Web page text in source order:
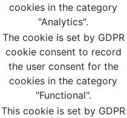
cookies in the category
"Analytics".
The cookie is set by GDPR
cookie consent to record
the user consent for the
cookies in the category
"Functional".
This cookie is set by GDPR